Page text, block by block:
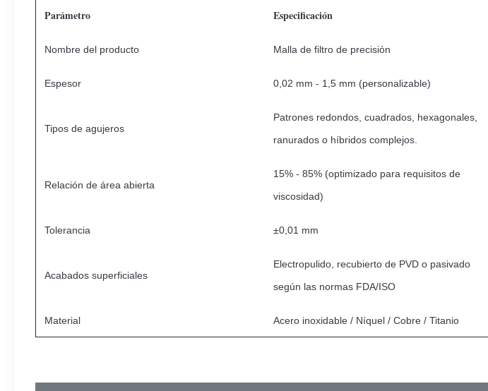
Parámetro Especificación
Nombre del producto Malla de filtro de precisión
Espesor 0,02 mm - 1,5 mm (personalizable)
Tipos de agujeros
Patrones redondos, cuadrados, hexagonales,
ranurados o híbridos complejos.
Relación de área abierta
15% - 85% (optimizado para requisitos de
viscosidad)
Tolerancia ±0,01 mm
Acabados superficiales
Electropulido, recubierto de PVD o pasivado
según las normas FDA/ISO
Material Acero inoxidable / Níquel / Cobre / Titanio